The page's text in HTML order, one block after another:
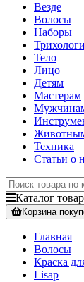
Везде
Волосы
Наборы
Тело
Лицо
Детям
Мастерам
Техника
Статьи о
Каталог
Корзина
Главная
Волосы
Краска
Lisap